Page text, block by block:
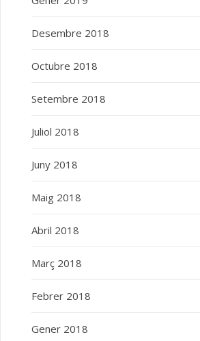
Desembre 2018
Octubre 2018
Setembre 2018
Juliol 2018
Juny 2018
Maig 2018
Abril 2018
Març 2018
Febrer 2018
Gener 2018